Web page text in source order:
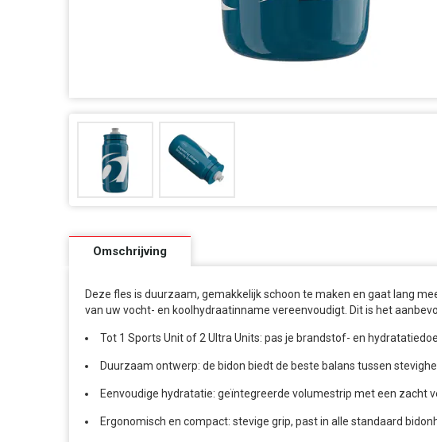
Omschrijving
Deze fles is duurzaam, gemakkelijk schoon te maken en gaat lang
van uw vocht- en koolhydraatinname vereenvoudigt. Dit is het
Tot 1 Sports Unit of 2 Ultra Units: pas je brandstof- en
Duurzaam ontwerp: de bidon biedt de beste balans tussen
Eenvoudige hydratatie: geïntegreerde volumestrip met een zacht
Ergonomisch en compact: stevige grip, past in alle standaard